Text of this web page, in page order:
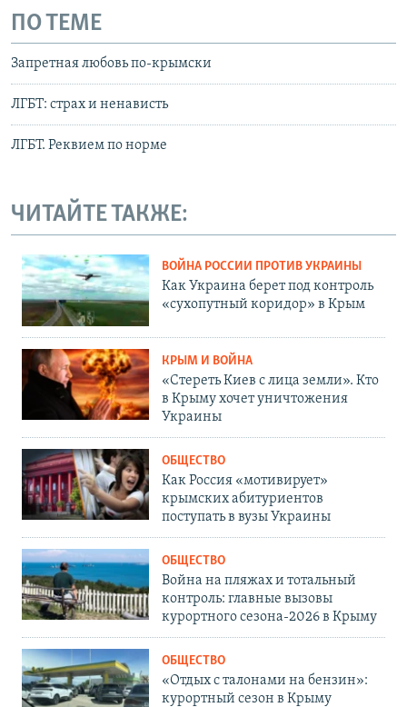
ПО ТЕМЕ
Запретная любовь по-крымски
ЛГБТ: страх и ненависть
ЛГБТ. Реквием по норме
ЧИТАЙТЕ ТАКЖЕ:
ВОЙНА РОССИИ ПРОТИВ УКРАИНЫ
Как Украина берет под контроль
«сухопутный коридор» в Крым
КРЫМ И ВОЙНА
«Стереть Киев с лица земли». Кто
в Крыму хочет уничтожения
Украины
ОБЩЕСТВО
Как Россия «мотивирует»
крымских абитуриентов
поступать в вузы Украины
ОБЩЕСТВО
Война на пляжах и тотальный
контроль: главные вызовы
курортного сезона-2026 в Крыму
ОБЩЕСТВО
«Отдых с талонами на бензин»:
курортный сезон в Крыму